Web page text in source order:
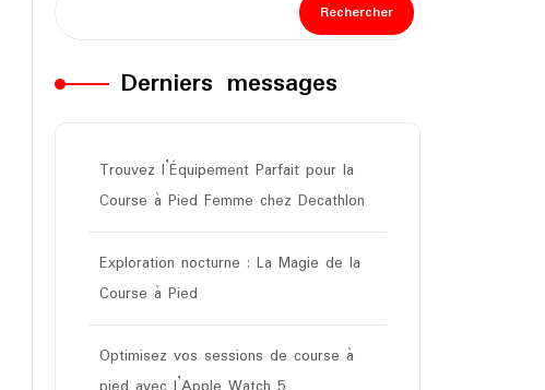
Rechercher
Derniers messages
Trouvez l’Équipement Parfait pour la
Course à Pied Femme chez Decathlon
Exploration nocturne : La Magie de la
Course à Pied
Optimisez vos sessions de course à